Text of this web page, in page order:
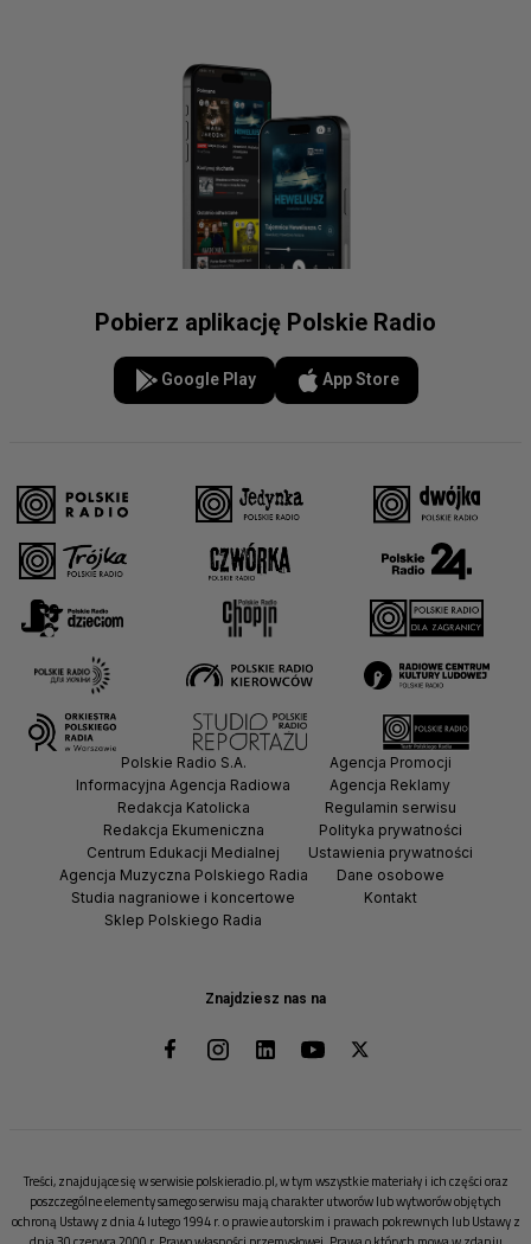
Pobierz aplikację Polskie Radio
Google Play App Store
Znajdziesz nas na
Polskie Radio S.A.
Informacyjna Agencja Radiowa
Redakcja Katolicka
Redakcja Ekumeniczna
Centrum Edukacji Medialnej
Agencja Muzyczna Polskiego Radia
Studia nagraniowe i koncertowe
Sklep Polskiego Radia
Agencja Promocji
Agencja Reklamy
Regulamin serwisu
Polityka prywatności
Ustawienia prywatności
Dane osobowe
Kontakt
Treści, znajdujące się w serwisie polskieradio.pl, w tym wszystkie materiały i ich części oraz
poszczególne elementy samego serwisu mają charakter utworów lub wytworów objętych
ochroną Ustawy z dnia 4 lutego 1994 r. o prawie autorskim i prawach pokrewnych lub Ustawy z